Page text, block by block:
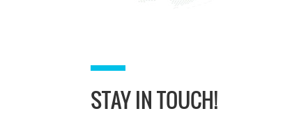
STAY IN TOUCH!